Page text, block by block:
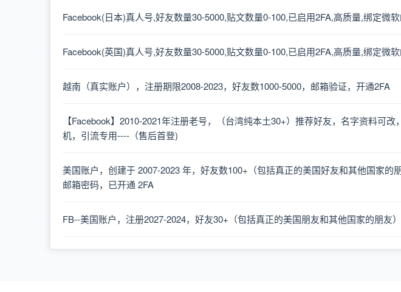
Facebook(日本)真人号,好友数量30-5000,贴文数量0-100,已启用2FA,高质量,绑定微
Facebook(英国)真人号,好友数量30-5000,贴文数量0-100,已启用2FA,高质量,绑定微
越南（真实账户），注册期限2008-2023，好友数1000-5000，邮箱验证，开通2FA
【Facebook】2010-2021年注册老号，（台湾纯本土30+）推荐好友，名字资料可
机，引流专用----（售后首登)
美国账户，创建于 2007-2023 年，好友数100+（包括真正的美国好友和其他国家
邮箱密码，已开通 2FA
FB--美国账户，注册2027-2024，好友30+（包括真正的美国朋友和其他国家的朋友